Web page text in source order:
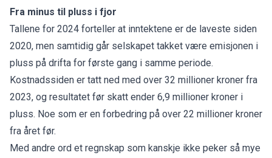
Fra minus til pluss i fjor
Tallene for 2024 forteller at inntektene er de laveste siden
2020, men samtidig går selskapet takket være emisjonen i
pluss på drifta for første gang i samme periode.
Kostnadssiden er tatt ned med over 32 millioner kroner fra
2023, og resultatet før skatt ender 6,9 millioner kroner i
pluss. Noe som er en forbedring på over 22 millioner kroner
fra året før.
Med andre ord et regnskap som kanskje ikke peker så mye